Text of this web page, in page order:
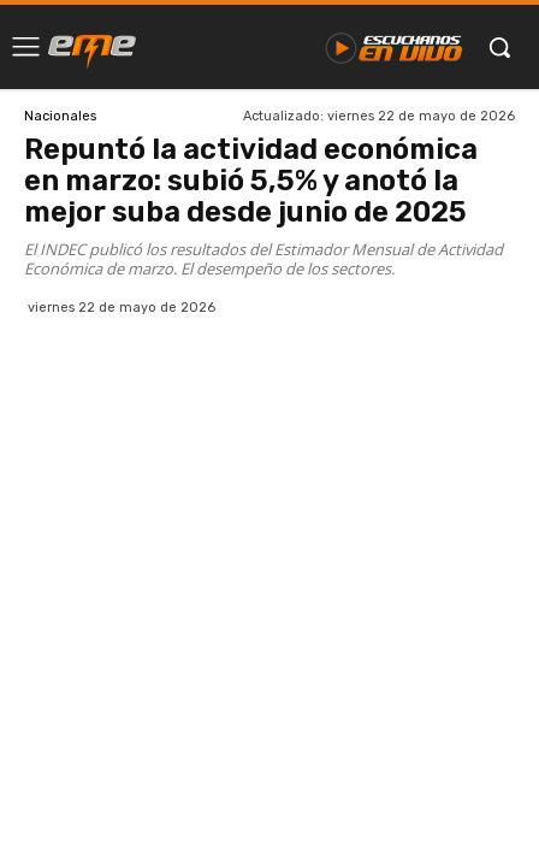
Nacionales Actualizado: viernes 22 de mayo de 2026
Repuntó la actividad económica
en marzo: subió 5,5% y anotó la
mejor suba desde junio de 2025
El INDEC publicó los resultados del Estimador Mensual de Actividad
Económica de marzo. El desempeño de los sectores.
viernes 22 de mayo de 2026